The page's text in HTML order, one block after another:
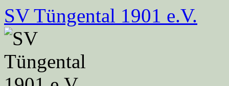
Zum
Inhalt
springen
SV Tüngental 1901 e.V.